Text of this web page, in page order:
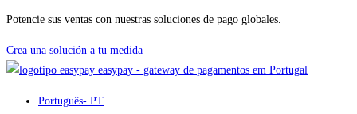
Potencie sus ventas con nuestras soluciones de pago globales.
Crea una solución a tu medida
easypay - gateway de pagamentos em Portugal
Português- PT